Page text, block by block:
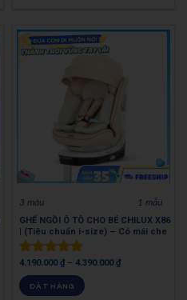
3 màu 1 mẫu
GHẾ NGỒI Ô TÔ CHO BÉ CHILUX X86
| (Tiêu chuẩn i-size) – Có mái che
Được xếp
hạng05
sao
4.190.000₫ – 4.390.000₫
ĐẶT HÀNG